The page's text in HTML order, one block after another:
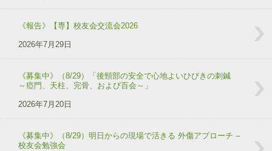
《報告》【専】校友会交流会2026
2026年7月29日
《募集中》（8/29）「後頸部の安全で心地よいひびきの刺鍼
～瘂門、天柱、完骨、および百会～」
2026年7月20日
《募集中》（8/29）明日からの現場で活きる 外傷アプローチ –
校友会勉強会